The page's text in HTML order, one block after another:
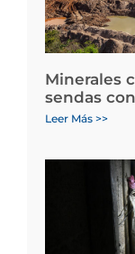
Minerales
sendas
Leer Más >>